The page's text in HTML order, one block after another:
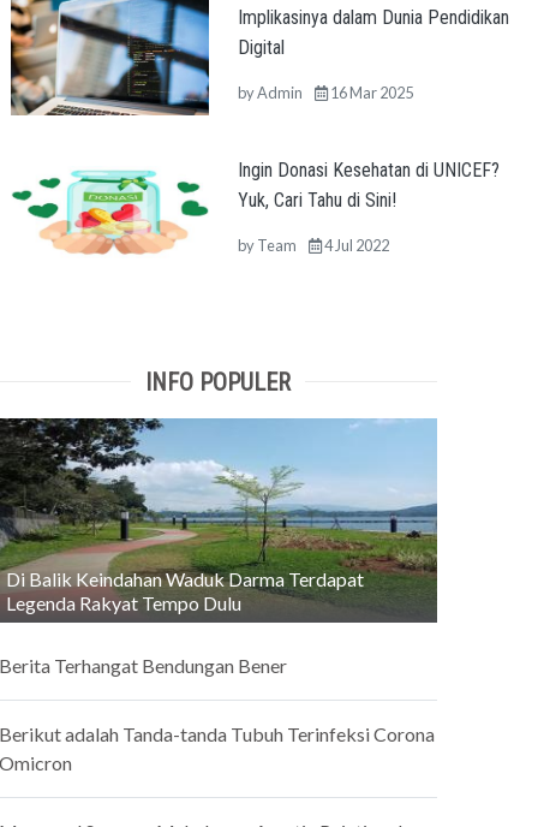
Implikasinya dalam Dunia Pendidikan
Digital
byAdmin 16 Mar 2025
Ingin Donasi Kesehatan di UNICEF?
Yuk, Cari Tahu di Sini!
byTeam 4 Jul 2022
INFO POPULER
Di Balik Keindahan Waduk Darma Terdapat
Legenda Rakyat Tempo Dulu
Terhangat Bendungan Bener
adalah Tanda-tanda Tubuh Terinfeksi Corona